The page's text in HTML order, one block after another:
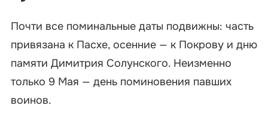
Почти все поминальные даты подвижны: часть
привязана к Пасхе, осенние — к Покрову и дню
памяти Димитрия Солунского. Неизменно
только 9 Мая — день поминовения павших
воинов.